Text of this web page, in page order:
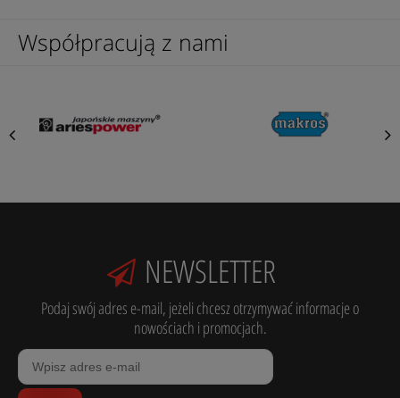
Współpracują z nami
NEWSLETTER
Podaj swój adres e-mail, jeżeli chcesz otrzymywać informacje o
nowościach i promocjach.